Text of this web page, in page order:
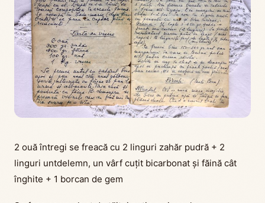
2 ouă întregi se freacă cu 2 linguri zahăr pudră + 2
linguri untdelemn, un vârf cuțit bicarbonat și făină cât
înghite + 1 borcan de gem